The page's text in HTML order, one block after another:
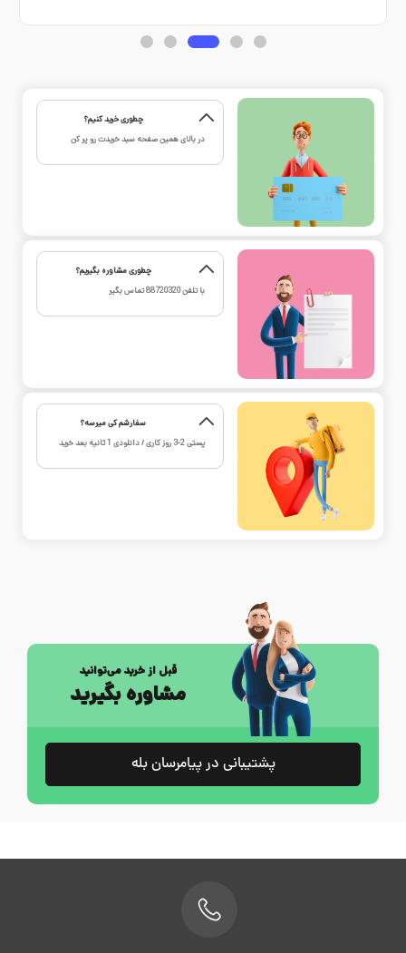
چطوری خرید کنیم؟
در بالای همین صفحه سبد خریدت رو پر کن
چطوری مشاوره بگیریم؟
با تلفن88720320تماس بگیر
سفارشم کی میرسه؟
پستی 2-3 روز کاری / دانلودی 1 ثانیه بعد خرید
قبل از خرید می‌توانید
مشاوره بگیرید
پشتیبانی در پیامرسان بله